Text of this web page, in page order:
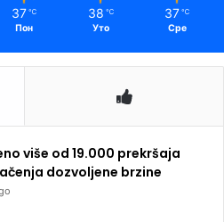
37 ℃
Пон
38 ℃
Уто
37 ℃
Сре
više od 19.000 prekršaja
dozvoljene brzine